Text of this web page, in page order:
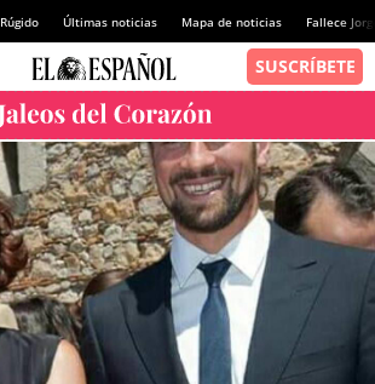
Últimas noticias Mapa de noticias Fallece